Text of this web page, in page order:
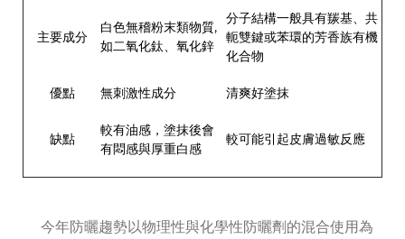
主要成分
白色無稽粉末類物質,
如二氧化鈦、氧化鋅
分子結構一般具有羰基、共
軛雙鍵或苯環的芳香族有機
化合物
優點 無刺激性成分 清爽好塗抹
缺點
較有油感，塗抹後會
有悶感與厚重白感
較可能引起皮膚過敏反應
今年防曬趨勢以物理性與化學性防曬劑的混合使用為